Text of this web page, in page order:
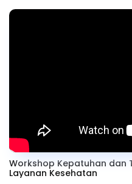
Workshop Kepatuhan dan
Layanan Kesehatan